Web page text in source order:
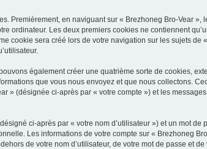
Premièrement, en naviguant sur « Brezhoneg Bro-Vear
ordinateur. Les deux premiers cookies ne contiennent
cookie sera créé lors de votre navigation sur les sujets
également créer une quatrième sorte de cookies,
que vous nous envoyez et que nous collectons.
» (désignée ci-après par « votre compte ») et les
ci-après par « votre nom d’utilisateur ») et un mot
Les informations de votre compte sur « Brezhoneg
de votre nom d’utilisateur, de votre mot de passe et